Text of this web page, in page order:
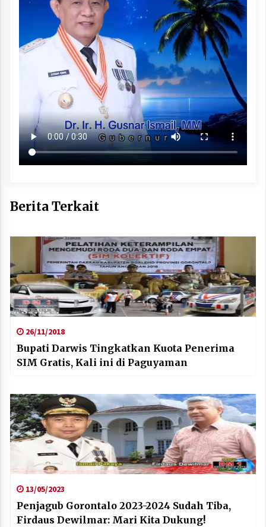
Berita Terkait
26/11/2018
Bupati Darwis Tingkatkan Kuota Penerima
SIM Gratis, Kali ini di Paguyaman
13/05/2023
Penjagub Gorontalo 2023-2024 Sudah Tiba,
Firdaus Dewilmar: Mari Kita Dukung!